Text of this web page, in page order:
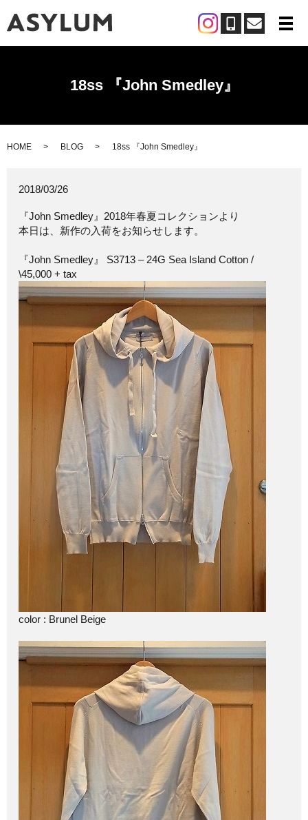
メ
18ss 『John Smedley』
HOME BLOG 18ss 『John Smedley』
2018/03/26
『John Smedley』2018年春夏コレクションより
本日は、新作の入荷をお知らせします。
『John Smedley』 S3713 – 24G Sea Island Cotton /
\45,000 + tax
color : Brunel Beige